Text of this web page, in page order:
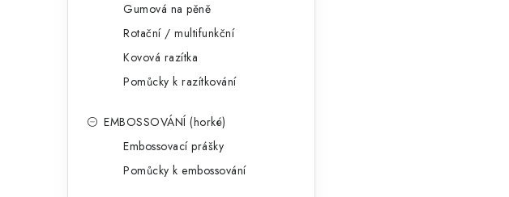
Gumová na pěně
Rotační / multifunkční
Kovová razítka
Pomůcky k razítkování
EMBOSSOVÁNÍ (horké)
Embossovací prášky
Pomůcky k embossování